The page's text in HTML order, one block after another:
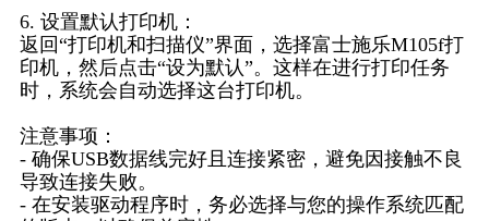
6. 设置默认打印机：
返回“打印机和扫描仪”界面，选择富士施乐M105f打
印机，然后点击“设为默认”。这样在进行打印任务
时，系统会自动选择这台打印机。
注意事项：
- 确保USB数据线完好且连接紧密，避免因接触不良
导致连接失败。
- 在安装驱动程序时，务必选择与您的操作系统匹配